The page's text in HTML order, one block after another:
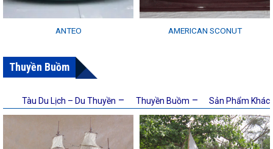
ANTEO AMERICAN SCONUT
Thuyền Buồm
Tàu Du Lịch – Du Thuyền – Thuyền Buồm – Sản Phẩm Khác